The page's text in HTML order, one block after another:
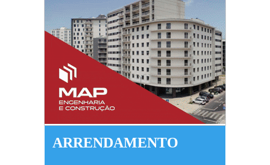
ARRENDAMENTO